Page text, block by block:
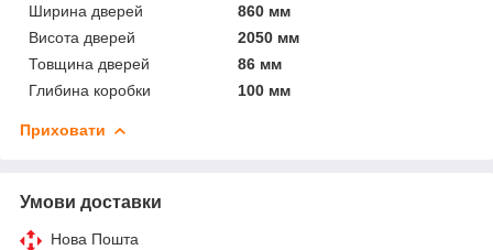
Ширина дверей
860 мм
Висота дверей
2050 мм
Товщина дверей
86 мм
Глибина коробки
100 мм
Приховати
Умови доставки
Нова Пошта